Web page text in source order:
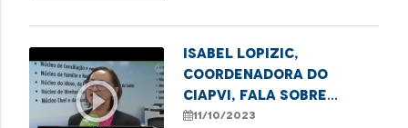
Dutra
play_circle_outline
Isabel Lopizic,
coordenadora do
CIAPVI, fala sobre
Observatório dos
11/10/2023